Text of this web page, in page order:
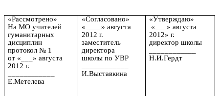
«Рассмотрено»
На МО учителей
гуманитарных
дисциплин
протокол № 1
от «___» августа
2012 г.
Е.Метелева
«Согласовано»
«____» августа
2012 г.
заместитель
директора
школы по УВР
И.Выставкина
«Утверждаю»
«___» августа
2012» г.
директор школы
Н.И.Гердт